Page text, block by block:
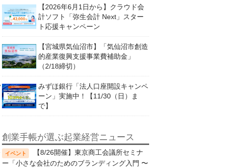
【2026年6月1日から】クラウド会
計ソフト「弥生会計 Next」スター
ト応援キャンペーン
【宮城県気仙沼市】「気仙沼市創造
的産業復興支援事業費補助金」
（2/18締切）
みずほ銀行「法人口座開設キャンペ
ーン」実施中！【11/30（日）ま
で】
創業手帳が選ぶ起業経営ニュース
【8/26開催】東京商工会議所セミナ
ー「小さな会社のためのブランディング入門 〜